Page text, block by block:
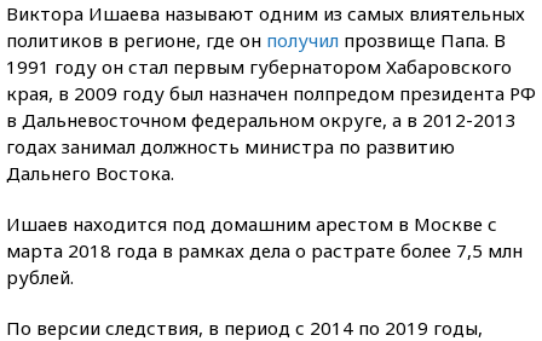
Виктора Ишаева называют одним из самых влиятельных
политиков в регионе, где он получил прозвище Папа. В
1991 году он стал первым губернатором Хабаровского
края, в 2009 году был назначен полпредом президента РФ
в Дальневосточном федеральном округе, а в 2012-2013
годах занимал должность министра по развитию
Дальнего Востока.
Ишаев находится под домашним арестом в Москве с
марта 2018 года в рамках дела о растрате более 7,5 млн
рублей.
По версии следствия, в период с 2014 по 2019 годы,